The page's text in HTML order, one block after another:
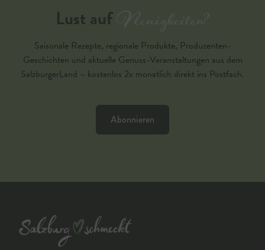
Lust aufNeuigkeiten?
Saisonale Rezepte, regionale Produkte, Produzenten-
Geschichten und aktuelle Genuss-Veranstaltungen aus dem
SalzburgerLand – kostenlos 2x monatlich direkt ins Postfach.
Abonnieren